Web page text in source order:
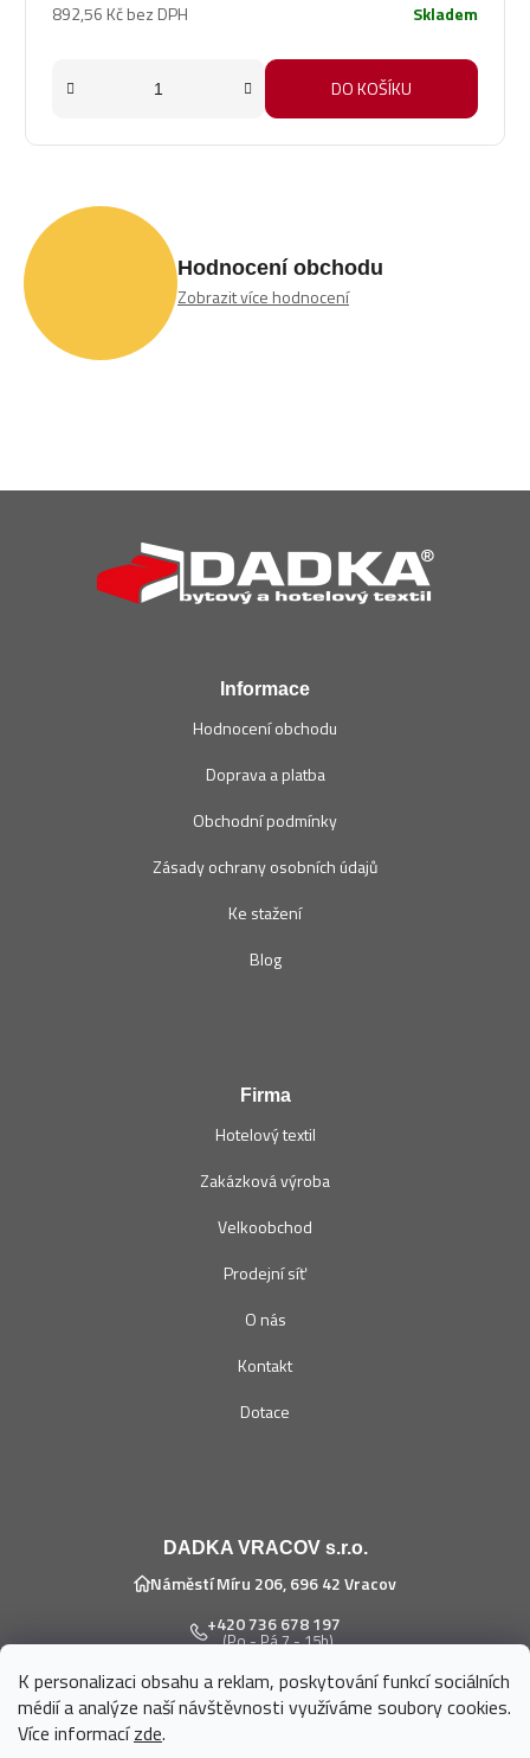
K personalizaci obsahu a reklam, poskytování funkcí sociálních
médií a analýze naší návštěvnosti využíváme soubory cookies.
Více informacízde.
892,56 Kč bez DPH Skladem
DO KOŠÍKU
Hodnocení obchodu
Zobrazit více hodnocení
Informace
Hodnocení obchodu
Doprava a platba
Obchodní podmínky
Zásady ochrany osobních údajů
Ke stažení
Blog
Firma
Hotelový textil
Zakázková výroba
Velkoobchod
Prodejní síť
O nás
Kontakt
Dotace
DADKA VRACOV s.r.o.
Náměstí Míru 206, 696 42 Vracov
+420 736 678 197
(Po - Pá 7 - 15h)
eshop@dadka.cz